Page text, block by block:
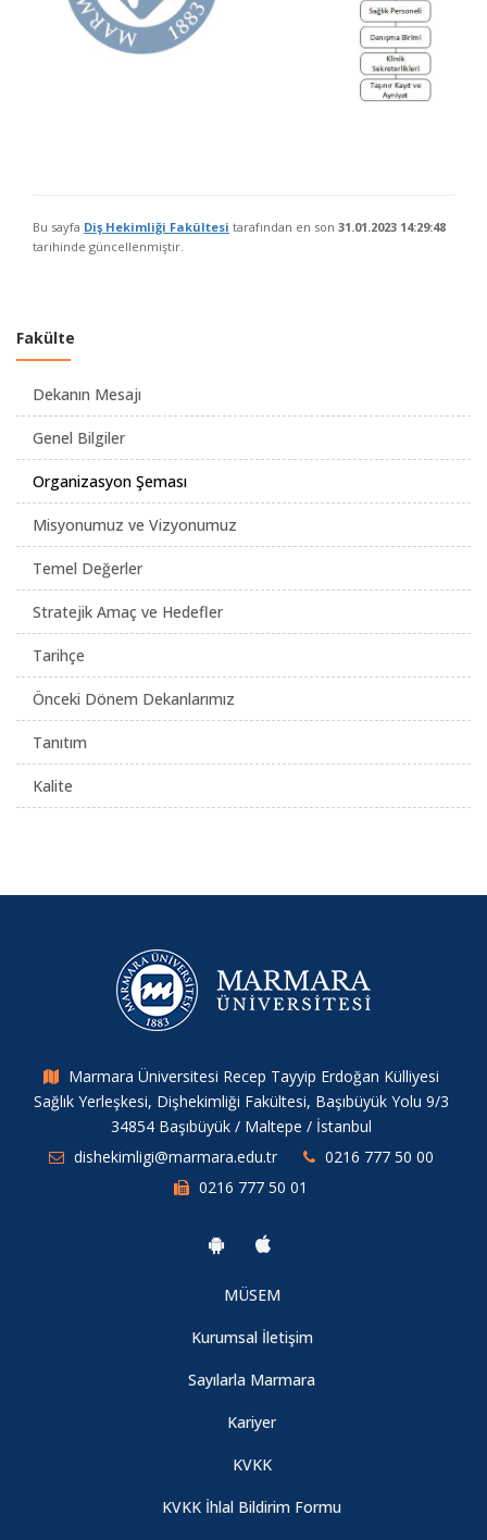
Bu sayfa Diş Hekimliği Fakültesi tarafından en son 31.01.2023 14:29:48
tarihinde güncellenmiştir.
Fakülte
Dekanın Mesajı
Genel Bilgiler
Organizasyon Şeması
Misyonumuz ve Vizyonumuz
Temel Değerler
Stratejik Amaç ve Hedefler
Tarihçe
Önceki Dönem Dekanlarımız
Tanıtım
Kalite
Marmara Üniversitesi Recep Tayyip Erdoğan Külliyesi
Sağlık Yerleşkesi, Dişhekimliği Fakültesi, Başıbüyük Yolu 9/3
34854 Başıbüyük / Maltepe / İstanbul
dishekimligi@marmara.edu.tr
0216 777 50 00
0216 777 50 01
MÜSEM
Kurumsal İletişim
Sayılarla Marmara
Kariyer
KVKK
KVKK İhlal Bildirim Formu